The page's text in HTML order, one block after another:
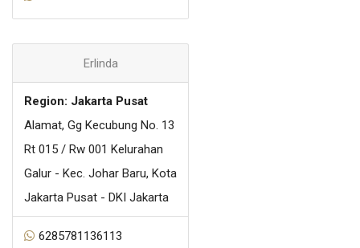
Erlinda
Region: Jakarta Pusat
Alamat, Gg Kecubung No. 13
Rt 015 / Rw 001 Kelurahan
Galur - Kec. Johar Baru, Kota
Jakarta Pusat - DKI Jakarta
6285781136113